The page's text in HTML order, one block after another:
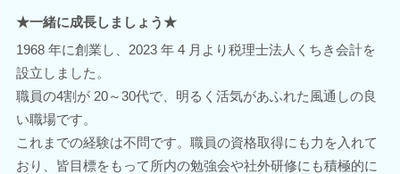
★一緒に成長しましょう★
1968 年に創業し、2023 年 4 月より税理士法人くちき会計を
設立しました。
職員の4割が 20～30代で、明るく活気があふれた風通しの良
い職場です。
これまでの経験は不問です。職員の資格取得にも力を入れて
おり、皆目標をもって所内の勉強会や社外研修にも積極的に